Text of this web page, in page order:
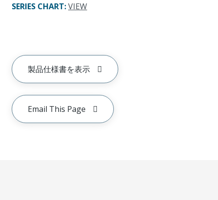
SERIES CHART:VIEW
製品仕様書を表示
Email This Page